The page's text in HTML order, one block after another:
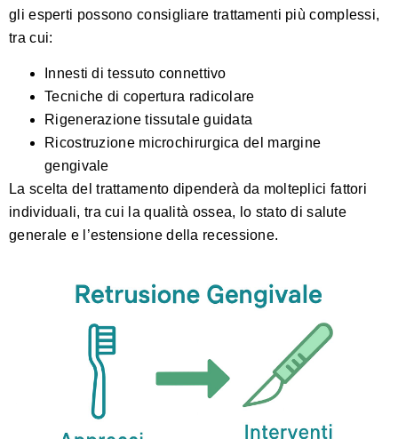
gli esperti possono consigliare trattamenti più complessi,
tra cui:
Innesti di tessuto connettivo
Tecniche di copertura radicolare
Rigenerazione tissutale guidata
Ricostruzione microchirurgica del margine
gengivale
La scelta del trattamento dipenderà da molteplici fattori
individuali, tra cui la qualità ossea, lo stato di salute
generale e l’estensione della recessione.